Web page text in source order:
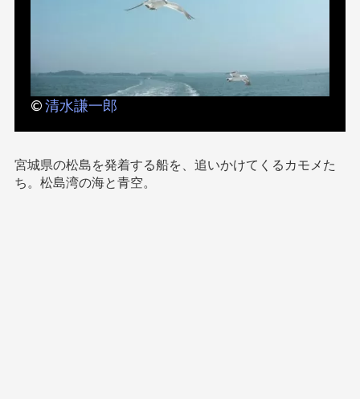
©清水謙一郎
宮城県の松島を発着する船を、追いかけてくるカモメた
ち。松島湾の海と青空。